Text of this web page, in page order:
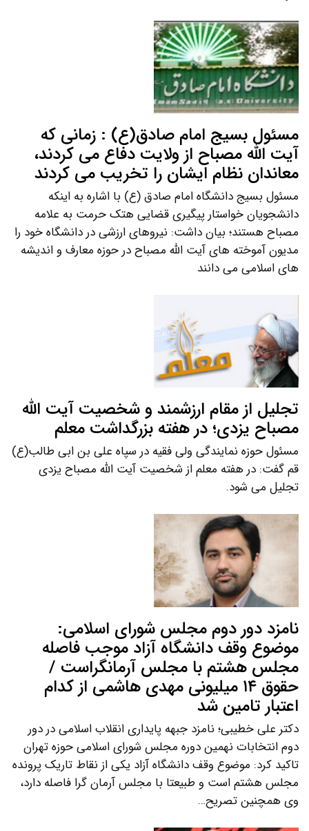
مسئول بسیج امام صادق(ع) : زمانی که
آیت الله مصباح از ولایت دفاع می کردند،
معاندان نظام ایشان را تخریب می کردند
مسئول بسیج دانشگاه امام صادق (ع) با اشاره به اینکه
دانشجویان خواستار پیگیری قضایی هتک حرمت به علامه
مصباح هستند؛ بیان داشت: نیروهای ارزشی در دانشگاه خود را
مدیون آموخته های آیت الله مصباح در حوزه معارف و اندیشه
های اسلامی می دانند
تجلیل از مقام ارزشمند و شخصیت آیت الله
مصباح یزدی؛ در هفته بزرگداشت معلم
مسئول حوزه نمایندگی ولی فقیه در سپاه علی بن ابی طالب(ع)
قم گفت: در هفته معلم از شخصیت آیت الله مصباح یزدی
تجلیل می شود.
نامزد دور دوم مجلس شورای اسلامی:
موضوع وقف دانشگاه آزاد موجب فاصله
مجلس هشتم با مجلس آرمانگراست /
حقوق ۱۴ میلیونی مهدی هاشمی از کدام
اعتبار تامین شد
دکتر علی خطیبی؛ نامزد جبهه پایداری انقلاب اسلامی در دور
دوم انتخابات نهمین دوره مجلس شورای اسلامی حوزه تهران
تاکید کرد: موضوع وقف دانشگاه آزاد یکی از نقاط تاریک پرونده
مجلس هشتم است و طبیعتا با مجلس آرمان گرا فاصله دارد،
وی همچنین تصریح…